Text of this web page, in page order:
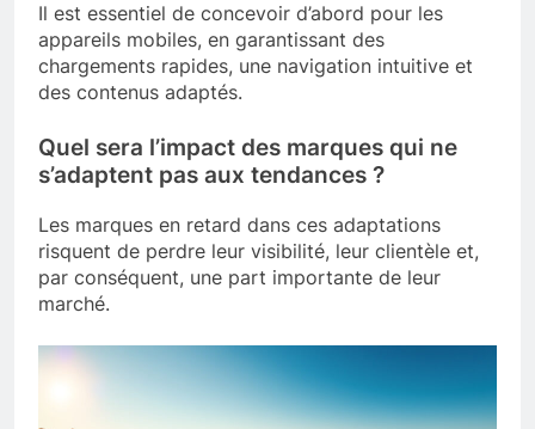
Il est essentiel de concevoir d’abord pour les
appareils mobiles, en garantissant des
chargements rapides, une navigation intuitive et
des contenus adaptés.
Quel sera l’impact des marques qui ne
s’adaptent pas aux tendances ?
Les marques en retard dans ces adaptations
risquent de perdre leur visibilité, leur clientèle et,
par conséquent, une part importante de leur
marché.